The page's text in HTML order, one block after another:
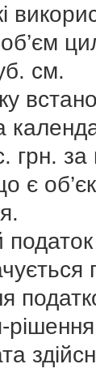
см.
грн.
є